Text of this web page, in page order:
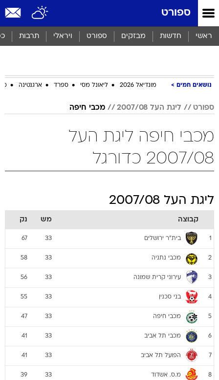
ספורט
ראשי חדשות מבזקים ספורט ויראלי תרבות
נושאים חמים מונדיאל 2026 ליאונל מסי ספרד ארגנטינה
ספורט ליגת העל 2007/08 מכבי חיפה
מכבי חיפה ליגת העל
2007/08 כדורגל
ליגת העל 2007/08
קבוצה מש נק
1 בית"ר ירושלים 33
67
2 מכבי נתניה 33
58
3 עירוני קרית שמונה 33
56
4 בני סכנין 33
55
5 מכבי חיפה 33
47
6 מכבי תל אביב 33
41
7 הפועל תל אביב 33
41
8 מ.ס. אשדוד 33
39